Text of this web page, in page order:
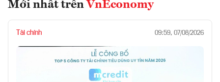
Mới nhất trên VnEconomy
Tài chính 09:59, 07/08/2026